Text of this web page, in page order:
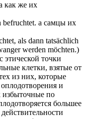
как же их
befruchtet. а самцы их
, als dann tatsächlich
werden möchten.)
точки
клетки, взятые от
из них, которые
оплодотворения и
избыточные по
большее